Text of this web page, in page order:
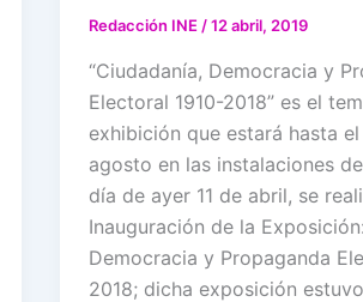
Redacción INE /12 abril, 2019
“Ciudadanía, Democracia y
Electoral 1910-2018” es el
exhibición que estará hasta
agosto en las instalaciones
día de ayer 11 de abril, se
Inauguración de la
Democracia y Propaganda
2018; dicha exposición